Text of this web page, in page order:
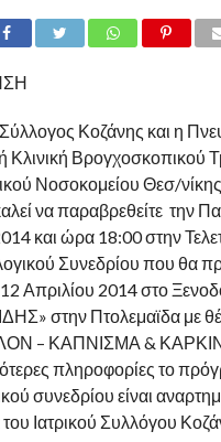
Κοζάνης και η
Κλινική Βρογχοσκοπικού
Νοσοκομείου Θεσ/
να παραβρεθείτε την
και ώρα 18:00 στην
Συνεδρίου που θα
12 Απριλίου 2014 στο
στην Πτολεμαϊδα με
– ΚΑΠΝΙΣΜΑ &
πληροφορίες το
συνεδρίου είναι
του Ιατρικού Συλλόγου